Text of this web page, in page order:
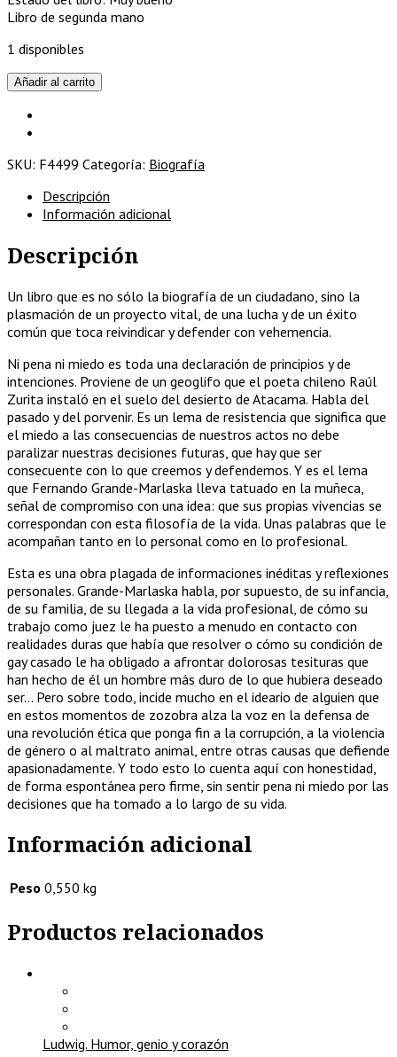
Libro de segunda mano
1 disponibles
Ni
pena
miedo
Añadir al carrito
SKU: F4499 Categoría: Biografía
Descripción
Información adicional
Descripción
Un libro que es no sólo la biografía de un ciudadano, sino la
plasmación de un proyecto vital, de una lucha y de un éxito
común que toca reivindicar y defender con vehemencia.
Ni pena ni miedo es toda una declaración de principios y de
intenciones. Proviene de un geoglifo que el poeta chileno Raúl
Zurita instaló en el suelo del desierto de Atacama. Habla del
pasado y del porvenir. Es un lema de resistencia que significa que
el miedo a las consecuencias de nuestros actos no debe
paralizar nuestras decisiones futuras, que hay que ser
consecuente con lo que creemos y defendemos. Y es el lema
que Fernando Grande-Marlaska lleva tatuado en la muñeca,
señal de compromiso con una idea: que sus propias vivencias se
correspondan con esta filosofía de la vida. Unas palabras que le
acompañan tanto en lo personal como en lo profesional.
Esta es una obra plagada de informaciones inéditas y reflexiones
personales. Grande-Marlaska habla, por supuesto, de su infancia,
de su familia, de su llegada a la vida profesional, de cómo su
trabajo como juez le ha puesto a menudo en contacto con
realidades duras que había que resolver o cómo su condición de
gay casado le ha obligado a afrontar dolorosas tesituras que
han hecho de él un hombre más duro de lo que hubiera deseado
ser… Pero sobre todo, incide mucho en el ideario de alguien que
en estos momentos de zozobra alza la voz en la defensa de
una revolución ética que ponga fin a la corrupción, a la violencia
de género o al maltrato animal, entre otras causas que defiende
apasionadamente. Y todo esto lo cuenta aquí con honestidad,
de forma espontánea pero firme, sin sentir pena ni miedo por las
decisiones que ha tomado a lo largo de su vida.
Información adicional
Peso 0,550 kg
Productos relacionados
Ludwig. Humor, genio y corazón